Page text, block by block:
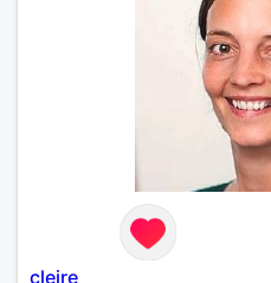
cleire